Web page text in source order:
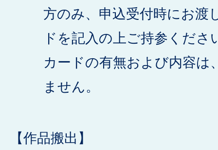
方のみ、申込受付時にお渡
ドを記入の上ご持参くだ
カードの有無および内容は
ません。
【作品搬出】